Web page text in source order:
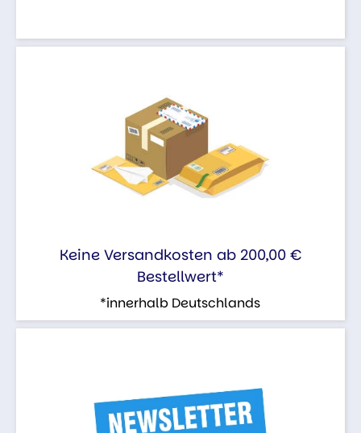
Keine Versandkosten ab 200,00 €
Bestellwert*
*innerhalb Deutschlands